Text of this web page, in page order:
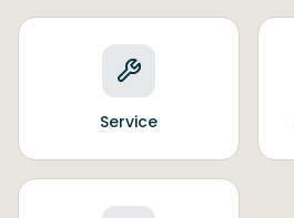
Service